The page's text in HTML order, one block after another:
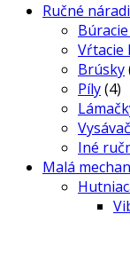
Ručné
Vŕtacie
Brúsky
Píly(4)
Iné
Malá